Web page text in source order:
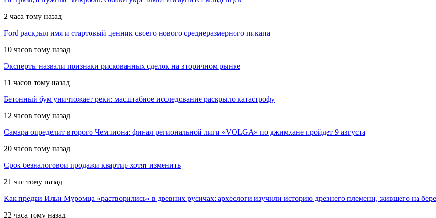
2 часа тому назад
Ford раскрыл имя и стартовый ценник своего нового среднеразмерного пикапа
10 часов тому назад
Эксперты назвали признаки рискованных сделок на вторичном рынке
11 часов тому назад
Бетонный бум уничтожает реки: масштабное исследование раскрыло катастрофу
12 часов тому назад
Самара определит второго Чемпиона: финал региональной лиги «VOLGA» по джимхане пройдет 9 августа
20 часов тому назад
Срок безналоговой продажи квартир хотят изменить
21 час тому назад
Как предки Ильи Муромца «растворились» в древних русичах: археологи изучили историю древнего племени, жившего на
22 часа тому назад